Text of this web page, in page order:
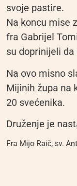
svoje pastire.
Na koncu mise
fra Gabrijel
su doprinijeli da
Na ovo misno
Mijinih župa na
20 svećenika.
Druženje je
Fra Mijo Raič, sv.